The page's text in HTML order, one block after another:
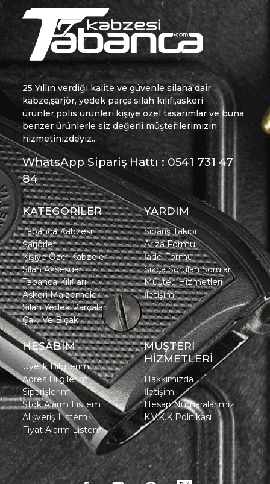
25 Yıllın verdiği kalite ve güvenle silaha dair
kabze,şarjör, yedek parça,silah kılıfı,askeri
ürünler,polis ürünleri,kişiye özel tasarımlar ve buna
benzer ürünlerle siz değerli müşterilerimizin
hizmetinizdeyiz..
WhatsApp Sipariş Hattı : 0541 731 47
84
KATEGORİLER
Tabanca Kabzesi
Şarjörler
Kişiye Özel Kabzeler
Silah Aksesuar
Tabanca Kılıfları
Askeri Malzemeler
Silah Yedek Parçaları
Çakı Ve Bıçak
YARDIM
Sipariş Takibi
Arıza Formu
İade Formu
Sıkça Sorulan Sorular
Müşteri Hizmetleri
İletişim
HESABIM
Üyelik Bilgilerim
Adres Bilgilerim
Siparişlerim
Stok Alarm Listem
Alışveriş Listem
Fiyat Alarm Listem
MÜŞTERİ
HİZMETLERİ
Hakkımızda
İletişim
Hesap Numaralarımız
K.V.K.K Politikası